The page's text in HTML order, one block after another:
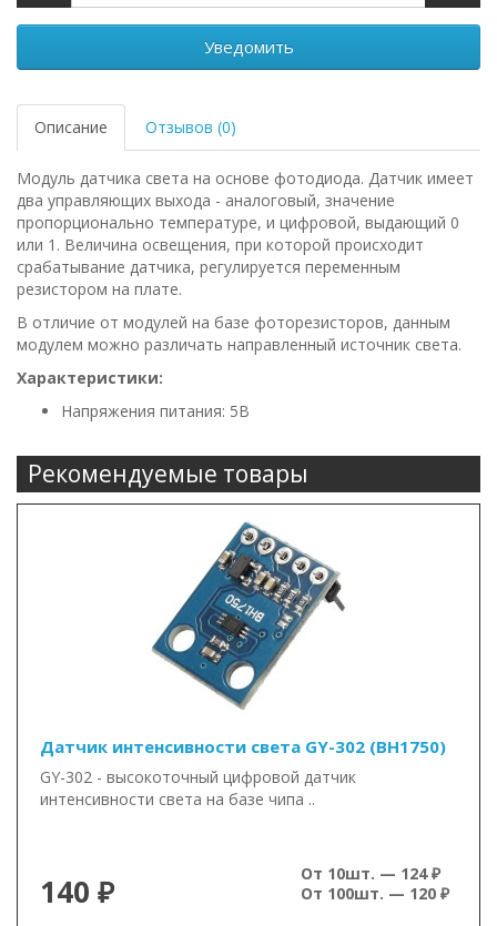
Уведомить
Описание Отзывов (0)
Модуль датчика света на основе фотодиода. Датчик имеет
два управляющих выхода - аналоговый, значение
пропорционально температуре, и цифровой, выдающий 0
или 1. Величина освещения, при которой происходит
срабатывание датчика, регулируется переменным
резистором на плате.
В отличие от модулей на базе фоторезисторов, данным
модулем можно различать направленный источник света.
Характеристики:
Напряжения питания: 5В
Рекомендуемые товары
Датчик интенсивности света GY-302 (BH1750)
GY-302 - высокоточный цифровой датчик
интенсивности света на базе чипа ..
140 ₽
От 10шт. — 124 ₽
От 100шт. — 120 ₽